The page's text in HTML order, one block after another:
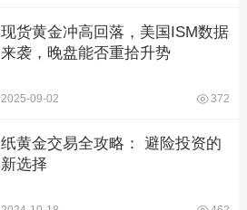
现货黄金冲高回落，美国ISM数据
来袭，晚盘能否重拾升势
2025-09-02 372
纸黄金交易全攻略： 避险投资的
新选择